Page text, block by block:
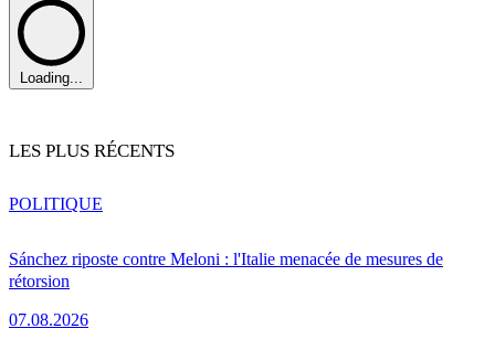
Loading...
LES PLUS RÉCENTS
Sánchez riposte contre Meloni : l'Italie menacée de mesures de
rétorsion
07.08.2026
POLITIQUE